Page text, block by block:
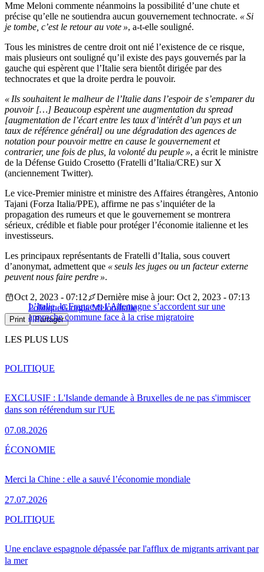
Mme Meloni commente néanmoins la possibilité d’une chute et
précise qu’elle ne soutiendra aucun gouvernement technocrate. « Si
je tombe, c’est le retour au vote », a-t-elle souligné.
Tous les ministres de centre droit ont nié l’existence de ce risque,
mais plusieurs ont souligné qu’il existe des pays gouvernés par la
gauche qui espèrent que l’Italie sera bientôt dirigée par des
technocrates et que la droite perdra le pouvoir.
« Ils souhaitent le malheur de l’Italie dans l’espoir de s’emparer du
pouvoir […] Beaucoup espèrent une augmentation du spread
[augmentation de l’écart entre les taux d’intérêt d’un pays et un
taux de référence général] ou une dégradation des agences de
notation pour pouvoir mettre en cause le gouvernement et
contrarier, une fois de plus, la volonté du peuple », a écrit le ministre
de la Défense Guido Crosetto (Fratelli d’Italia/CRE) sur X
(anciennement Twitter).
Le vice-Premier ministre et ministre des Affaires étrangères, Antonio
Tajani (Forza Italia/PPE), affirme ne pas s’inquiéter de la
propagation des rumeurs et que le gouvernement se montrera
sérieux, crédible et fiable pour protéger l’économie italienne et les
investisseurs.
Les principaux représentants de Fratelli d’Italia, sous couvert
d’anonymat, admettent que « seuls les juges ou un facteur externe
peuvent nous faire perdre ».
L’Italie, la France et l’Allemagne s’accordent sur une
approche commune face à la crise migratoire
Oct 2, 2023 - 07:12
Dernière mise à jour: Oct 2, 2023 - 07:13
PolitiqueGiorgia MeloniItalie
Print Partager
LES PLUS LUS
EXCLUSIF : L'Islande demande à Bruxelles de ne pas s'immiscer
dans son référendum sur l'UE
07.08.2026
POLITIQUE
Merci la Chine : elle a sauvé l’économie mondiale
27.07.2026
ÉCONOMIE
Une enclave espagnole dépassée par l'afflux de migrants arrivant par
la mer
POLITIQUE